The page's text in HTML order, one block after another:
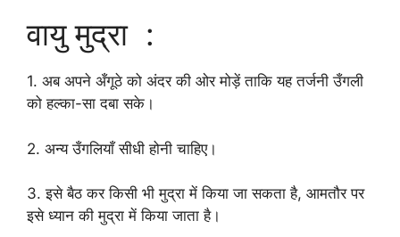
वायु मुद्रा :
1. अब अपने अँगूठे को अंदर की ओर मोड़ें ताकि यह तर्जनी उँगली
को हल्का-सा दबा सके।
2. अन्य उँगलियाँ सीधी होनी चाहिए।
3. इसे बैठ कर किसी भी मुद्रा में किया जा सकता है, आमतौर पर
इसे ध्यान की मुद्रा में किया जाता है।